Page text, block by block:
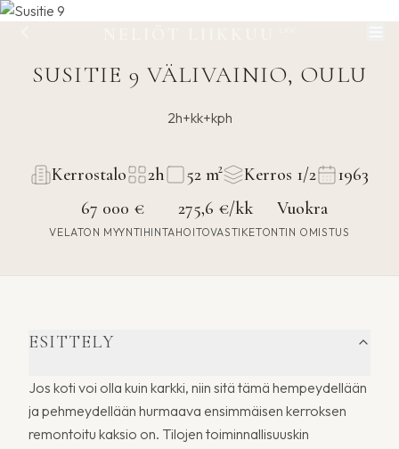
SUSITIE 9 VÄLIVAINIO, OULU
2h+kk+kph
Kerrostalo 2h 52 m² Kerros 1/2
1963
67 000 €
VELATON MYYNTIHINTA
275,6 €/kk
HOITOVASTIKE
Vuokra
TONTIN OMISTUS
ESITTELY
Jos koti voi olla kuin karkki, niin sitä tämä hempeydellään
ja pehmeydellään hurmaava ensimmäisen kerroksen
remontoitu kaksio on. Tilojen toiminnallisuuskin